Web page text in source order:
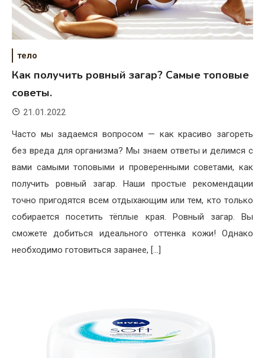
тело
Как получить ровный загар? Самые топовые
советы.
21.01.2022
Часто мы задаемся вопросом — как красиво загореть
без вреда для организма? Мы знаем ответы и делимся с
вами самыми топовыми и проверенными советами, как
получить ровный загар. Наши простые рекомендации
точно пригодятся всем отдыхающим или тем, кто только
собирается посетить тёплые края. Ровный загар. Вы
сможете добиться идеального оттенка кожи! Однако
необходимо готовиться заранее, […]